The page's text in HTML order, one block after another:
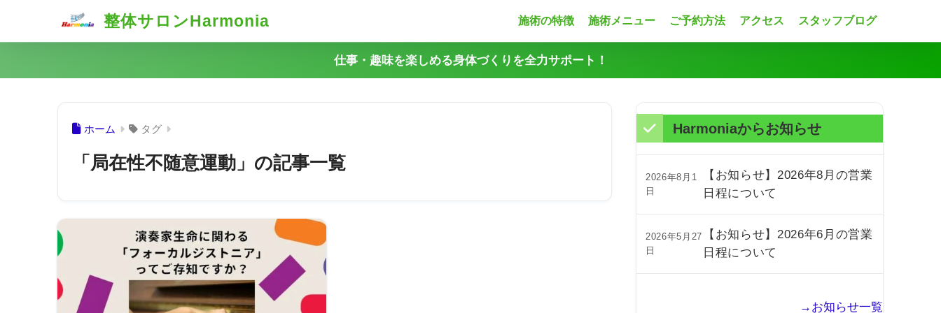
整体サロンHarmonia 施術の特徴 施術メニュー ご予約方法 アクセス スタッフブログ
仕事・趣味を楽しめる身体づくりを全力サポート！
ホーム タグ
「局在性不随意運動」の記事一覧
Harmoniaからお知らせ
2026年8月1
日
【お知らせ】2026年8月の営業
日程について
2026年5月27
日
【お知らせ】2026年6月の営業
日程について
→お知らせ一覧